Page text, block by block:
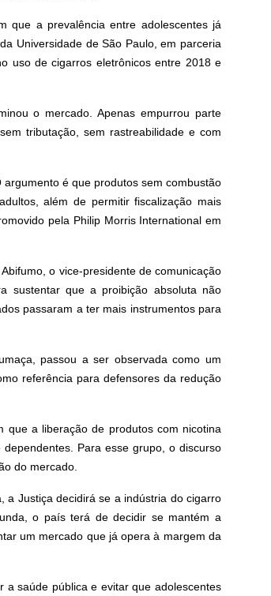
que a prevalência entre adolescentes já
Universidade de São Paulo, em parceria
uso de cigarros eletrônicos entre 2018 e
o mercado. Apenas empurrou parte
tributação, sem rastreabilidade e com
é que produtos sem combustão
além de permitir fiscalização mais
pela Philip Morris International em
o vice-presidente de comunicação
sustentar que a proibição absoluta não
passaram a ter mais instrumentos para
passou a ser observada como um
referência para defensores da redução
que a liberação de produtos com nicotina
Para esse grupo, o discurso
do mercado.
a Justiça decidirá se a indústria do cigarro
o país terá de decidir se mantém a
um mercado que já opera à margem da
a saúde pública e evitar que adolescentes